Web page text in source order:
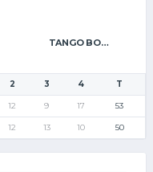
TANGO BOURGES BASKET
2 3 4 T
12 9 17 53
12 13 10 50